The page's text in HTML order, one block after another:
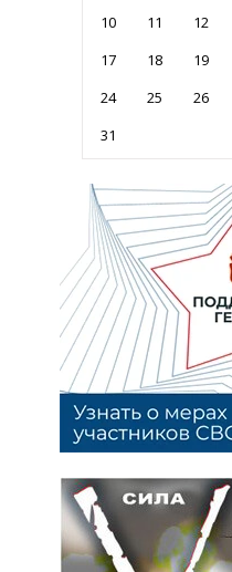
10
11 12
17
18 19
24
25 26
31